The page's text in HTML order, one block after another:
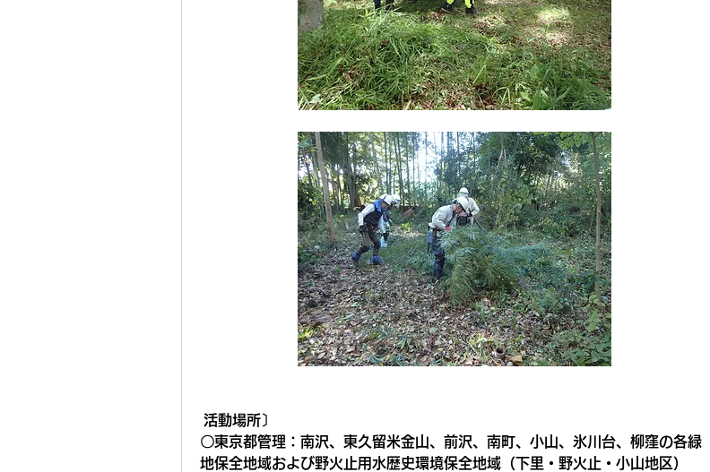
活動場所〕
〇東京都管理： 南沢、東久留米金山、前沢、南町、小山、氷川台、柳窪の各緑
地保全地域および野火止用水歴史環境保全地域（下里・野火止・小山地区）